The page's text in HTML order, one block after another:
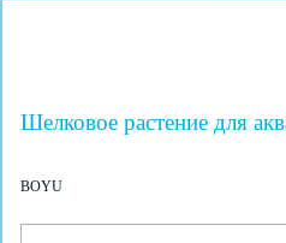
Шелковое растение для
BOYU